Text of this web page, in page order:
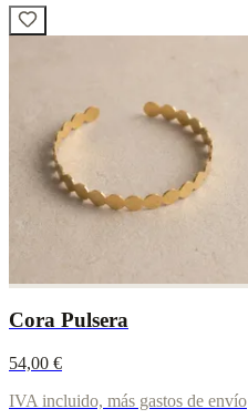
Cora Pulsera
54,00 €
IVA incluido, más gastos de envío